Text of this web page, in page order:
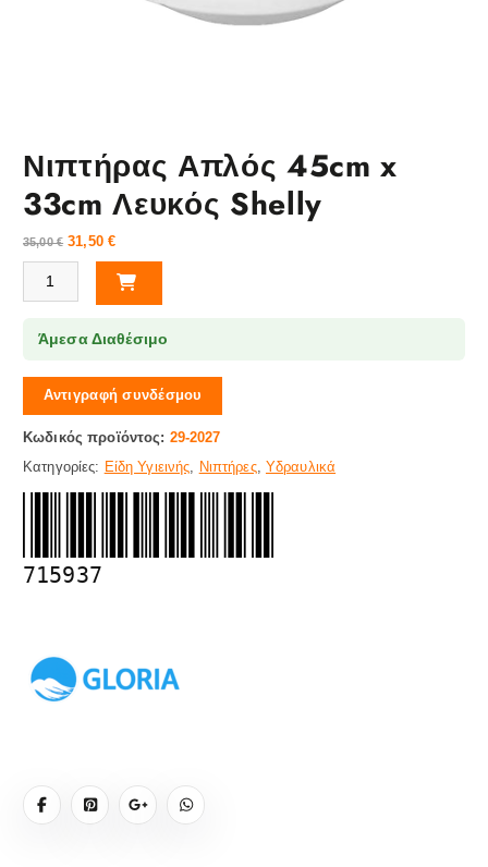
Νιπτήρας Απλός 45cm x
33cm Λευκός Shelly
35,00€ 31,50 €
Νιπτήρας Απλός 45cm x 33cm Λευκός Shelly ποσότητα
Άμεσα Διαθέσιμο
Αντιγραφή συνδέσμου
Κωδικός προϊόντος: 29-2027
Κατηγορίες: Είδη Υγιεινής, Νιπτήρες, Υδραυλικά
715937